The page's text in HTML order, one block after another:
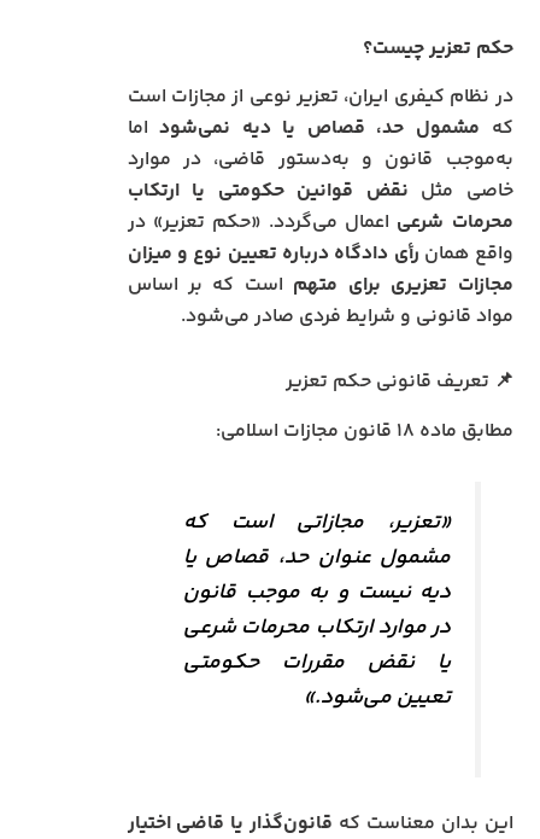
حکم تعزیر چیست؟
در نظام کیفری ایران، تعزیر نوعی از مجازات است
که مشمول حد، قصاص یا دیه نمی‌شوداما
به‌موجب قانون و به‌دستور قاضی، در موارد
خاصی مثل نقض قوانین حکومتی یا ارتکاب
محرمات شرعی اعمال می‌گردد. «حکم تعزیر» در
واقع همان رأی دادگاه درباره تعیین نوع و میزان
مجازات تعزیری برای متهم است که بر اساس
مواد قانونی و شرایط فردی صادر می‌شود.
📌 تعریف قانونی حکم تعزیر
مطابق ماده ۱۸ قانون مجازات اسلامی:
«تعزیر، مجازاتی است که
مشمول عنوان حد، قصاص یا
دیه نیست و به موجب قانون
در موارد ارتکاب محرمات شرعی
یا نقض مقررات حکومتی
تعیین می‌شود.»
این بدان معناست که قانون‌گذار یا قاضی اختیار